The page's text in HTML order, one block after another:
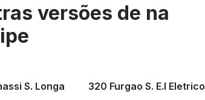
versões de na
S. Longa 320 Furgao S. E.l Eletrico